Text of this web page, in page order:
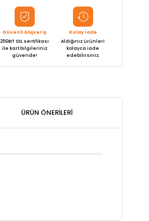
Güvenli Alışveriş
256BIT SSL sertifikası
ile kart bilgileriniz
güvende!
Kolay İade
Aldığınız ürünleri
kolayca iade
edebilirsiniz.
ÜRÜN ÖNERILERI